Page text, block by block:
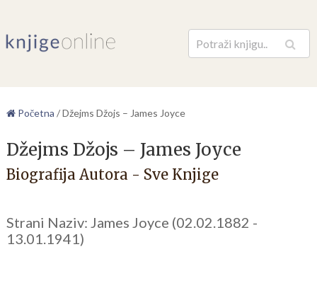
Pretraga
Početna /Džejms Džojs – James Joyce
Džejms Džojs – James Joyce
Biografija Autora - Sve Knjige
Strani Naziv: James Joyce (02.02.1882 -
13.01.1941)